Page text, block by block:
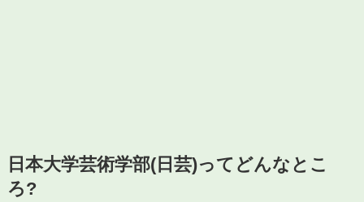
日本大学芸術学部(日芸)ってどんなとこ
ろ?